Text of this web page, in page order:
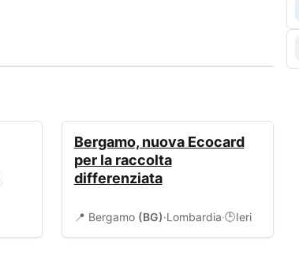
Bergamo, nuova Ecocard
per la raccolta
differenziata
📍 Bergamo (BG)·Lombardia·🕒Ieri